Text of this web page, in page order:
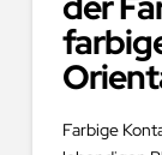
Farbige